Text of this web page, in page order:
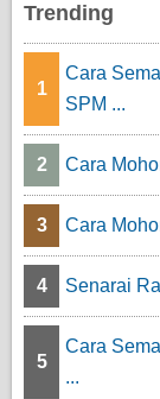
Trending
1
Cara
SPM ...
2 Cara
3 Cara
4 Senarai
5
Cara
...